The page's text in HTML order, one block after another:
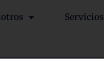
Servicios